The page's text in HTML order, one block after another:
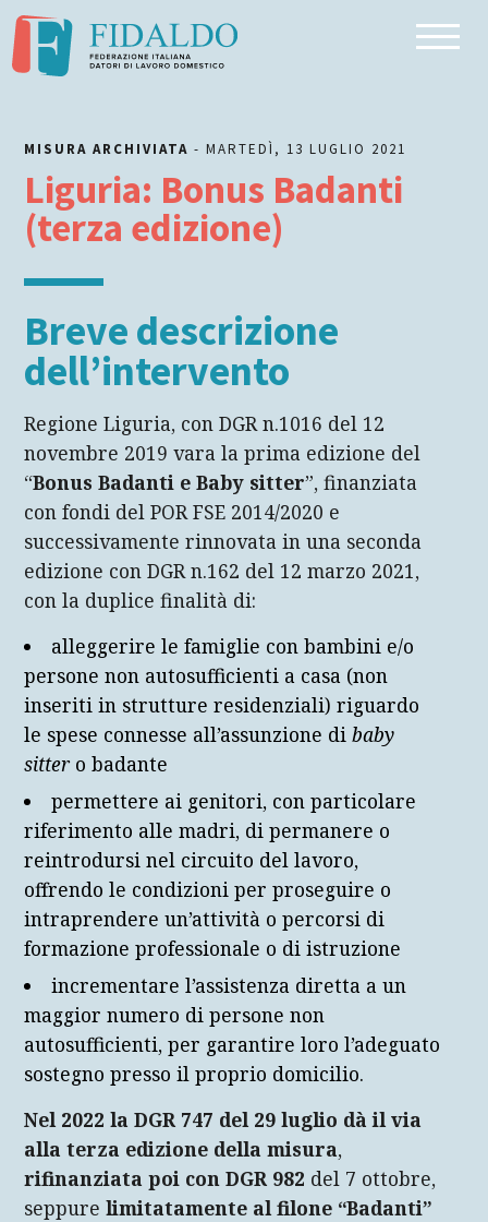
MISURA ARCHIVIATA - MARTEDÌ, 13 LUGLIO 2021
Liguria: Bonus Badanti
(terza edizione)
Breve descrizione
dell’intervento
Regione Liguria, con DGR n.1016 del 12
novembre 2019 vara la prima edizione del
“Bonus Badanti e Baby sitter”, finanziata
con fondi del POR FSE 2014/2020 e
successivamente rinnovata in una seconda
edizione con DGR n.162 del 12 marzo 2021,
con la duplice finalità di:
alleggerire le famiglie con bambini e/o
persone non autosufficienti a casa (non
inseriti in strutture residenziali) riguardo
le spese connesse all’assunzione dibaby
sittero badante
permettere ai genitori, con particolare
riferimento alle madri, di permanere o
reintrodursi nel circuito del lavoro,
offrendo le condizioni per proseguire o
intraprendere un’attività o percorsi di
formazione professionale o di istruzione
incrementare l’assistenza diretta a un
maggior numero di persone non
autosufficienti, per garantire loro l’adeguato
sostegno presso il proprio domicilio.
Nel 2022 la DGR 747 del 29 luglio dà il via
alla terza edizione della misura,
rifinanziata poi con DGR 982 del 7 ottobre,
seppure limitatamente al filone “Badanti”
Inizio dell'articolo
Breve descrizione dell’intervento
Numero dei beneficiari
Condizionalità (o requisiti di accesso)
Priorità di accesso
Dove/come fare la domanda
Durata
Canale di finanziamento
Ente responsabile dell’erogazione
Spesa sull’intervento